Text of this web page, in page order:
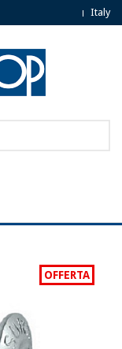
Italy
OFFERTA